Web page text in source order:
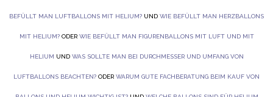
BEFÜLLT MAN LUFTBALLONS MIT HELIUM? UND WIE BEFÜLLT MAN HERZBALLONS
MIT HELIUM?ODER WIE BEFÜLLT MAN FIGURENBALLONS MIT LUFT UND MIT
HELIUM UND WAS SOLLTE MAN BEI DURCHMESSER UND UMFANG VON
LUFTBALLONS BEACHTEN? ODER WARUM GUTE FACHBERATUNG BEIM KAUF VON